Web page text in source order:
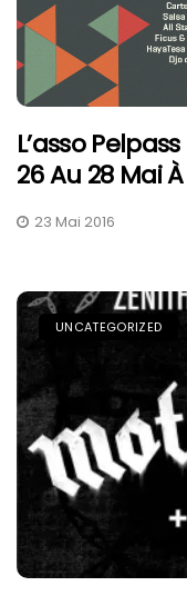
L’asso
26 Au 28 Mai
23 Mai 2016
UNCATEGORIZED